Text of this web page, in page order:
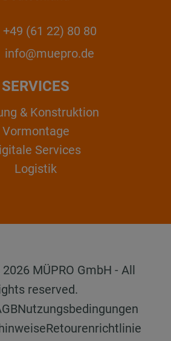
+49 (61 22) 80 80
info@muepro.de
SERVICES
& Konstruktion
Vormontage
Services
Logistik
MÜPRO GmbH - All
reserved.
Nutzungsbedingungen
Retourenrichtlinie